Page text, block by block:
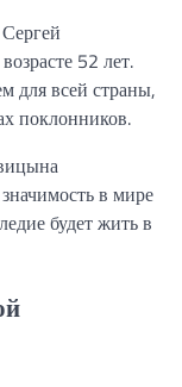
52 лет.
для всей страны,
поклонников.
в мире
будет жить в